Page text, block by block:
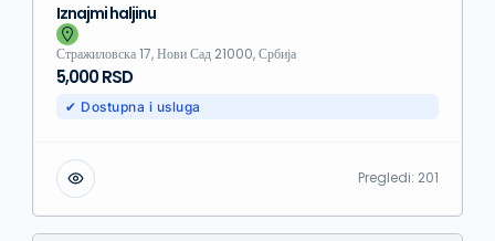
Iznajmi haljinu
Стражиловска 17, Нови Сад 21000, Србија
5,000 RSD
✔ Dostupna i usluga
Pregledi: 201